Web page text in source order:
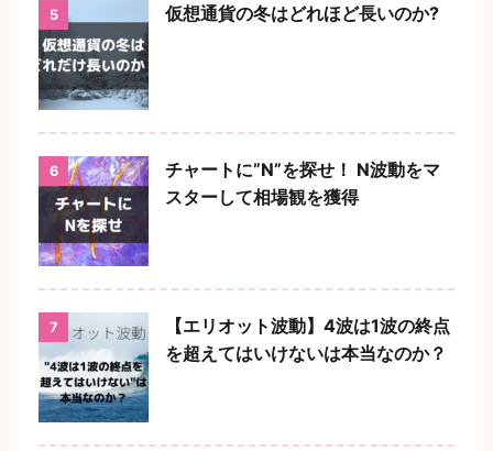
5 仮想通貨の冬はどれほど長いのか?
6
チャートに”N”を探せ！ N波動をマ
スターして相場観を獲得
7
【エリオット波動】4波は1波の終点
を超えてはいけないは本当なのか？